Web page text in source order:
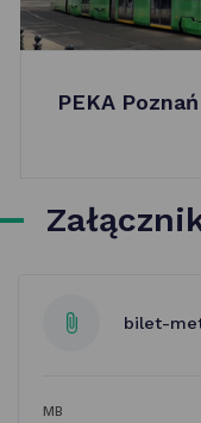
PEKA
bilet-
MB